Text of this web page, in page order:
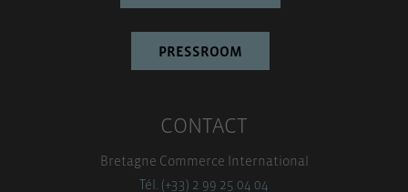
PRESSROOM
CONTACT
Bretagne Commerce International
Tél. (+33) 2 99 25 04 04